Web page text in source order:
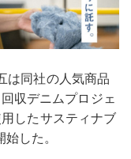
は同社の人気商品
収デニムプロジェ
したサスティナブ
した。